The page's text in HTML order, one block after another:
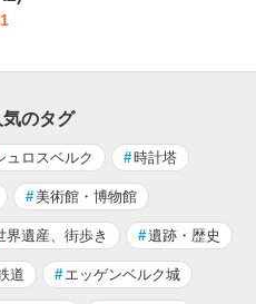
のタグ
ュロスベルク # 時計塔
#美術館・博物館
界遺産、街歩き #遺跡・歴史
道 # エッゲンベルク城